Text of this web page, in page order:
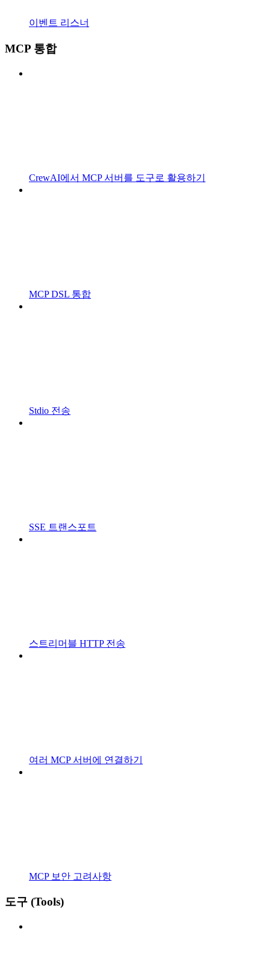
이벤트 리스너
MCP 통합
CrewAI에서 MCP 서버를 도구로 활용하기
MCP DSL 통합
Stdio 전송
SSE 트랜스포트
스트리머블 HTTP 전송
여러 MCP 서버에 연결하기
MCP 보안 고려사항
도구 (Tools)